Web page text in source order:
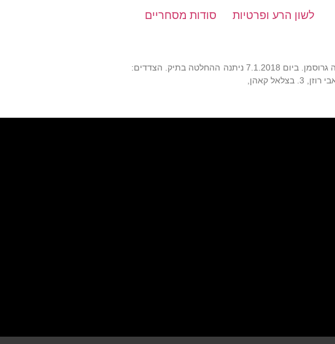
לשון הרע ופרטיות סודות מסחריים
הליך למתן צו מניעה זמני שנדון בבית המשפט המחוזי בתל אביב, בפני השופטת נועה גרוסמן. ביום 7.1.2018 ניתנה ההחלטה בתיק. הצדדים: